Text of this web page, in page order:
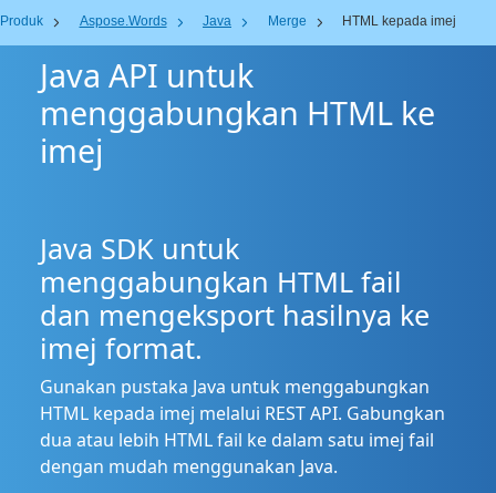
Produk Aspose.Words Java Merge HTML kepada imej
Java API untuk
menggabungkan HTML ke
imej
Java SDK untuk
menggabungkan HTML fail
dan mengeksport hasilnya ke
imej format.
Gunakan pustaka Java untuk menggabungkan
HTML kepada imej melalui REST API. Gabungkan
dua atau lebih HTML fail ke dalam satu imej fail
dengan mudah menggunakan Java.